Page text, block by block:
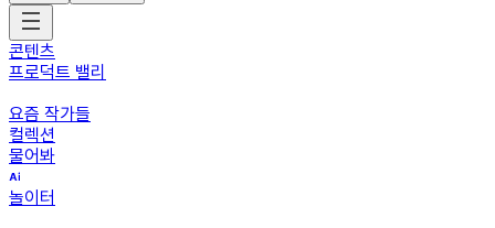
콘텐츠
프로덕트 밸리
요즘 작가들
컬렉션
물어봐
놀이터